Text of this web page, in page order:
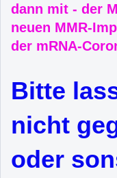
dann mit - der
neuen MMR-
der mRNA-
Bitte
nicht
oder